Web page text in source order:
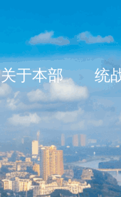
关于本部 统